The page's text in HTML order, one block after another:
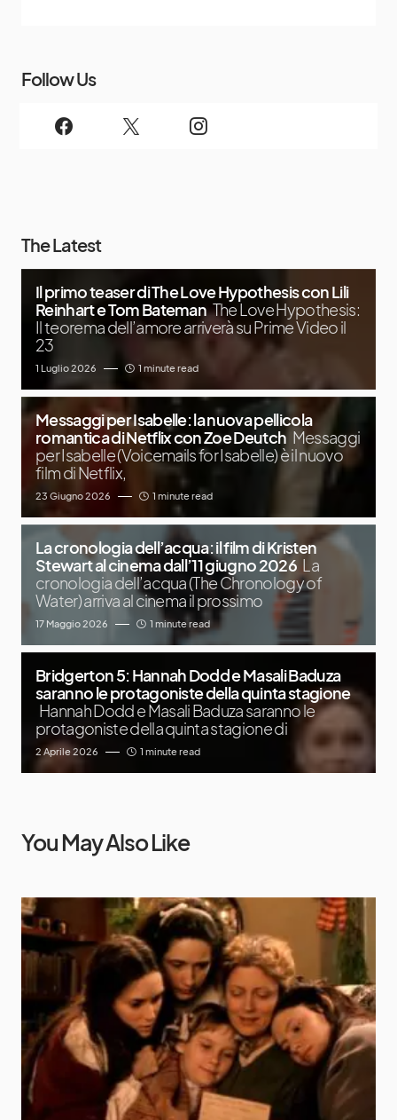
Follow Us
The Latest
Il primo teaser di The Love Hypothesis con Lili
Reinhart e Tom Bateman The Love Hypothesis:
Il teorema dell’amore arriverà su Prime Video il
23
1 Luglio 2026 1 minute read
Messaggi per Isabelle: la nuova pellicola
romantica di Netflix con Zoe Deutch Messaggi
per Isabelle (Voicemails for Isabelle) è il nuovo
film di Netflix,
23 Giugno 2026 1 minute read
La cronologia dell’acqua: il film di Kristen
Stewart al cinema dall’11 giugno 2026 La
cronologia dell’acqua (The Chronology of
Water) arriva al cinema il prossimo
17 Maggio 2026 1 minute read
Bridgerton 5: Hannah Dodd e Masali Baduza
saranno le protagoniste della quinta stagione
Hannah Dodd e Masali Baduza saranno le
protagoniste della quinta stagione di
2 Aprile 2026 1 minute read
You May Also Like